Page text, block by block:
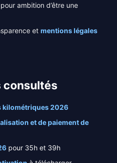
ambition d’être une
et mentions légales
consultés
kilométriques 2026
et de paiement de
pour 35h et 39h